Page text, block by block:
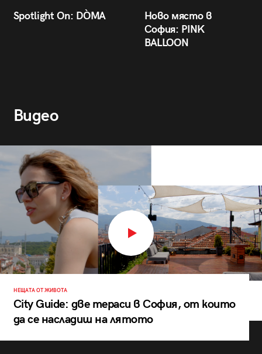
Spotlight On: DÒMA
Ново място в
София: PINK
BALLOON
Видео
НЕЩАТА ОТ ЖИВОТА
City Guide: две тераси в София, от които
да се насладиш на лятото